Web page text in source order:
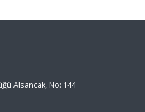
Alsancak, No: 144